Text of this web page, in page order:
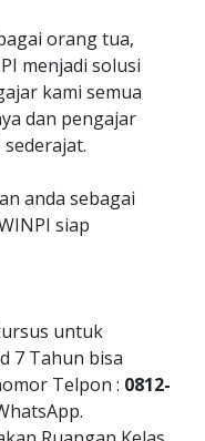
orang tua,
menjadi solusi
kami semua
dan pengajar
anda sebagai
siap
untuk
7 Tahun bisa
Telpon : 0812-